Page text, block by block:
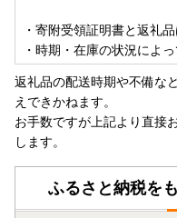
します。
これに伴い、誠に恐れ入
返礼品につきまして配送
す。
何卒ご了承くださいませ。
【返礼品お問い合わせ窓
返礼品お問い合わせ窓口
ます。
・寄附受領証明書と返礼
・時期・在庫の状況によ
返礼品の配送時期や不備な
えできかねます。
お手数ですが上記より直接
します。
ふるさと納税を